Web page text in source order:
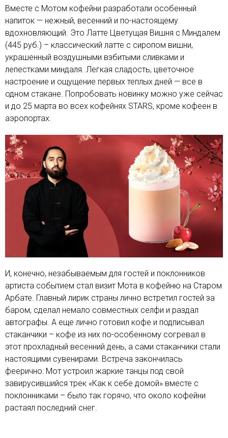
Вместе с Мотом кофейни разработали особенный
напиток — нежный, весенний и по-настоящему
вдохновляющий. Это Латте Цветущая Вишня с Миндалем
(445 руб.) – классический латте с сиропом вишни,
украшенный воздушными взбитыми сливками и
лепестками миндаля. Легкая сладость, цветочное
настроение и ощущение первых теплых дней — все в
одном стакане. Попробовать новинку можно уже сейчас
и до 25 марта во всех кофейнях STARS, кроме кофеен в
аэропортах.
И, конечно, незабываемым для гостей и поклонников
артиста событием стал визит Мота в кофейню на Старом
Арбате. Главный лирик страны лично встретил гостей за
баром, сделал немало совместных селфи и раздал
автографы. А еще лично готовил кофе и подписывал
стаканчики – кофе из них по-особенному согревал в
этот прохладный весенний день, а сами стаканчики стали
настоящими сувенирами. Встреча закончилась
феерично: Мот устроил жаркие танцы под свой
завирусившийся трек «Как к себе домой» вместе с
поклонниками – было так горячо, что около кофейни
растаял последний снег.